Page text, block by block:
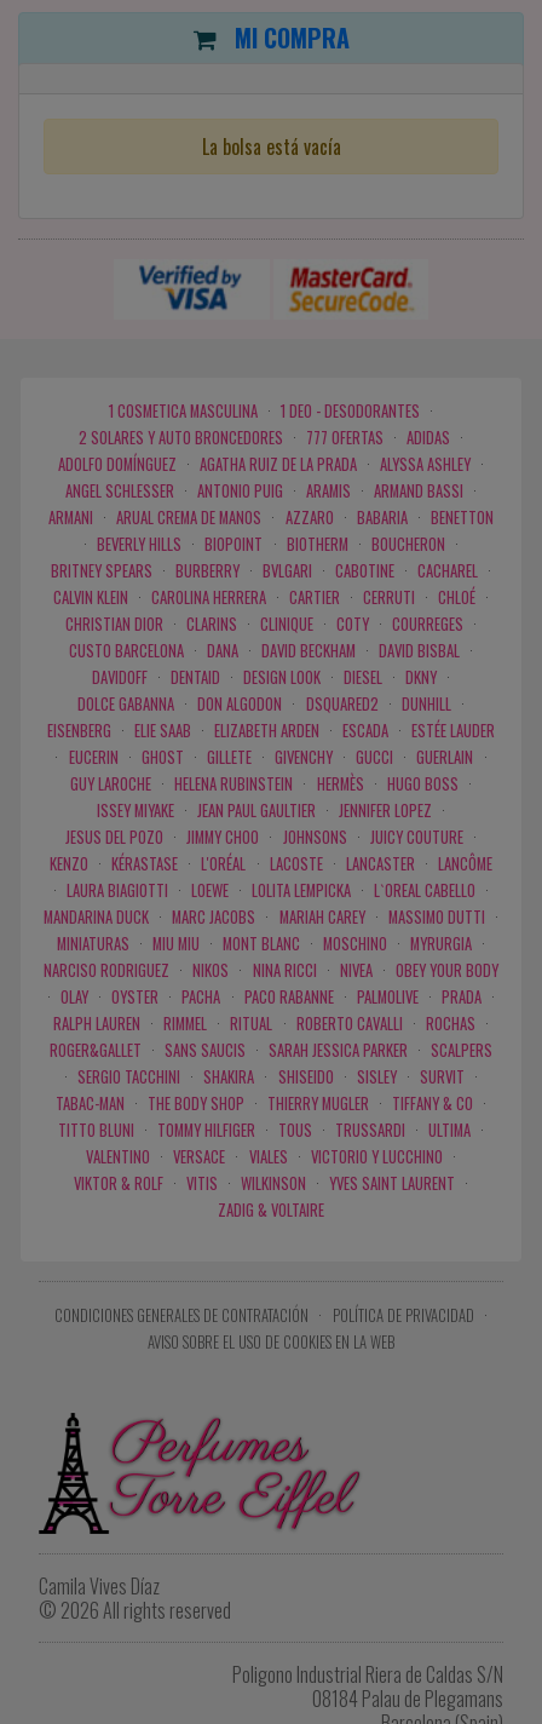
MI COMPRA
La bolsa está vacía
1 COSMETICA MASCULINA · 1 DEO - DESODORANTES ·
2 SOLARES Y AUTO BRONCEDORES · 777 OFERTAS · ADIDAS ·
ADOLFO DOMÍNGUEZ · AGATHA RUIZ DE LA PRADA · ALYSSA ASHLEY ·
ANGEL SCHLESSER · ANTONIO PUIG · ARAMIS · ARMAND BASSI ·
ARMANI · ARUAL CREMA DE MANOS · AZZARO · BABARIA · BENETTON
· BEVERLY HILLS · BIOPOINT · BIOTHERM · BOUCHERON ·
BRITNEY SPEARS · BURBERRY · BVLGARI · CABOTINE · CACHAREL ·
CALVIN KLEIN · CAROLINA HERRERA · CARTIER · CERRUTI · CHLOÉ ·
CHRISTIAN DIOR · CLARINS · CLINIQUE · COTY · COURREGES ·
CUSTO BARCELONA · DANA · DAVID BECKHAM · DAVID BISBAL ·
DAVIDOFF · DENTAID · DESIGN LOOK · DIESEL · DKNY ·
DOLCE GABANNA · DON ALGODON · DSQUARED2 · DUNHILL ·
EISENBERG · ELIE SAAB · ELIZABETH ARDEN · ESCADA · ESTÉE LAUDER
· EUCERIN · GHOST · GILLETE · GIVENCHY · GUCCI · GUERLAIN ·
GUY LAROCHE · HELENA RUBINSTEIN · HERMÈS · HUGO BOSS ·
ISSEY MIYAKE · JEAN PAUL GAULTIER · JENNIFER LOPEZ ·
JESUS DEL POZO · JIMMY CHOO · JOHNSONS · JUICY COUTURE ·
KENZO · KÉRASTASE · L'ORÉAL · LACOSTE · LANCASTER · LANCÔME
· LAURA BIAGIOTTI · LOEWE · LOLITA LEMPICKA · L`OREAL CABELLO ·
MANDARINA DUCK · MARC JACOBS · MARIAH CAREY · MASSIMO DUTTI ·
MINIATURAS · MIU MIU · MONT BLANC · MOSCHINO · MYRURGIA ·
NARCISO RODRIGUEZ · NIKOS · NINA RICCI · NIVEA · OBEY YOUR BODY
· OLAY · OYSTER · PACHA · PACO RABANNE · PALMOLIVE · PRADA ·
RALPH LAUREN · RIMMEL · RITUAL · ROBERTO CAVALLI · ROCHAS ·
ROGER&GALLET · SANS SAUCIS · SARAH JESSICA PARKER · SCALPERS
· SERGIO TACCHINI · SHAKIRA · SHISEIDO · SISLEY · SURVIT ·
TABAC-MAN · THE BODY SHOP · THIERRY MUGLER · TIFFANY & CO ·
TITTO BLUNI · TOMMY HILFIGER · TOUS · TRUSSARDI · ULTIMA ·
VALENTINO · VERSACE · VIALES · VICTORIO Y LUCCHINO ·
VIKTOR & ROLF · VITIS · WILKINSON · YVES SAINT LAURENT ·
ZADIG & VOLTAIRE
CONDICIONES GENERALES DE CONTRATACIÓN · POLÍTICA DE PRIVACIDAD ·
AVISO SOBRE EL USO DE COOKIES EN LA WEB
Camila Vives Díaz
© 2026 All rights reserved
Poligono Industrial Riera de Caldas S/N
08184 Palau de Plegamans